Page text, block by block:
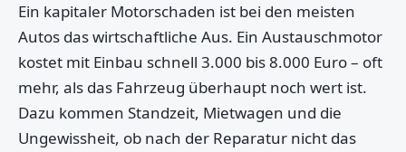
Ein kapitaler Motorschaden ist bei den meisten
Autos das wirtschaftliche Aus. Ein Austauschmotor
kostet mit Einbau schnell 3.000 bis 8.000 Euro – oft
mehr, als das Fahrzeug überhaupt noch wert ist.
Dazu kommen Standzeit, Mietwagen und die
Ungewissheit, ob nach der Reparatur nicht das